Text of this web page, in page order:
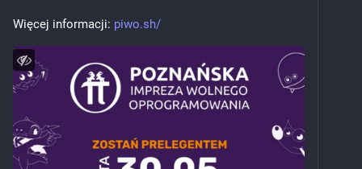
Więcej informacji: piwo.sh/